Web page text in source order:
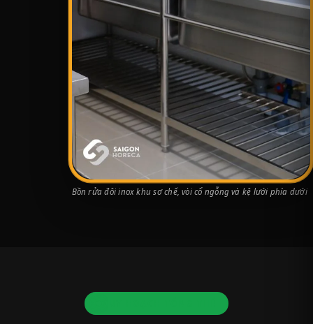
Bồn rửa đôi inox khu sơ chế, vòi cổ ngỗng và kệ lưới phía dưới